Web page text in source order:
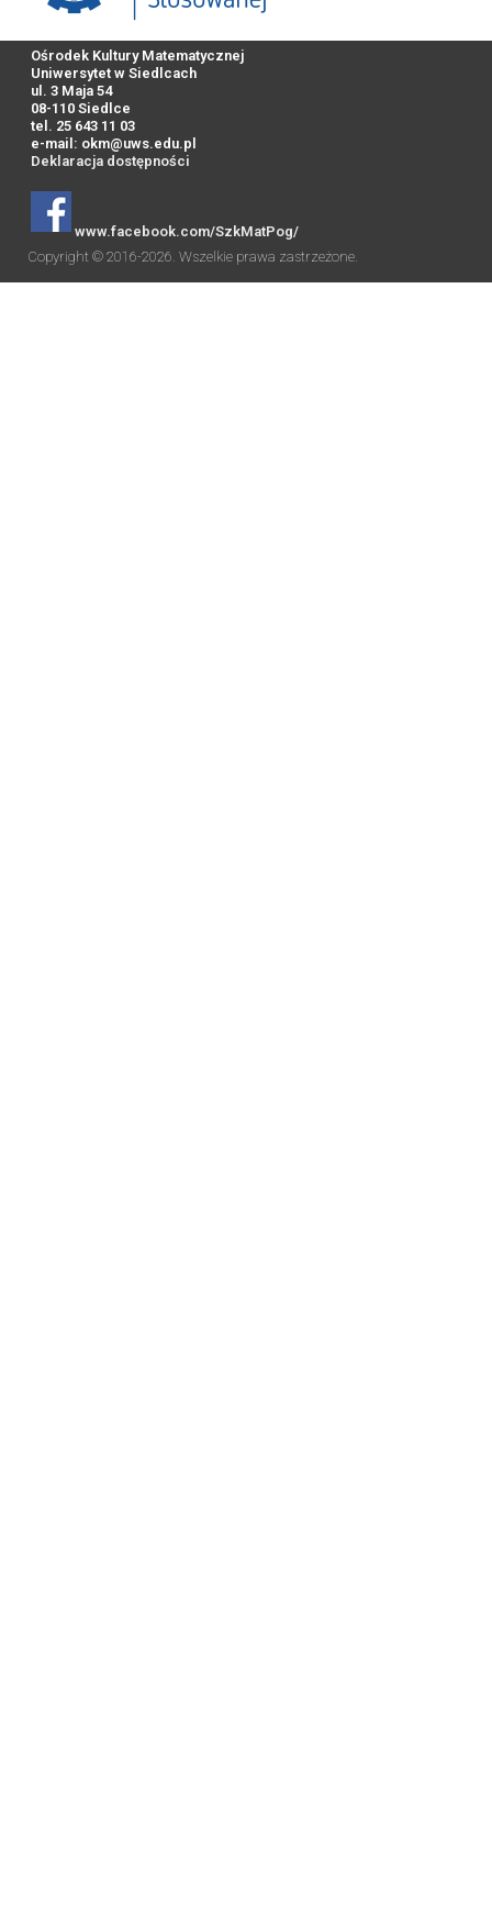
Ośrodek Kultury Matematycznej
Uniwersytet w Siedlcach
ul. 3 Maja 54
08-110 Siedlce
tel. 25 643 11 03
e-mail: okm@uws.edu.pl
Deklaracja dostępności
www.facebook.com/SzkMatPog/
Copyright © 2016-2026. Wszelkie prawa zastrzeżone.